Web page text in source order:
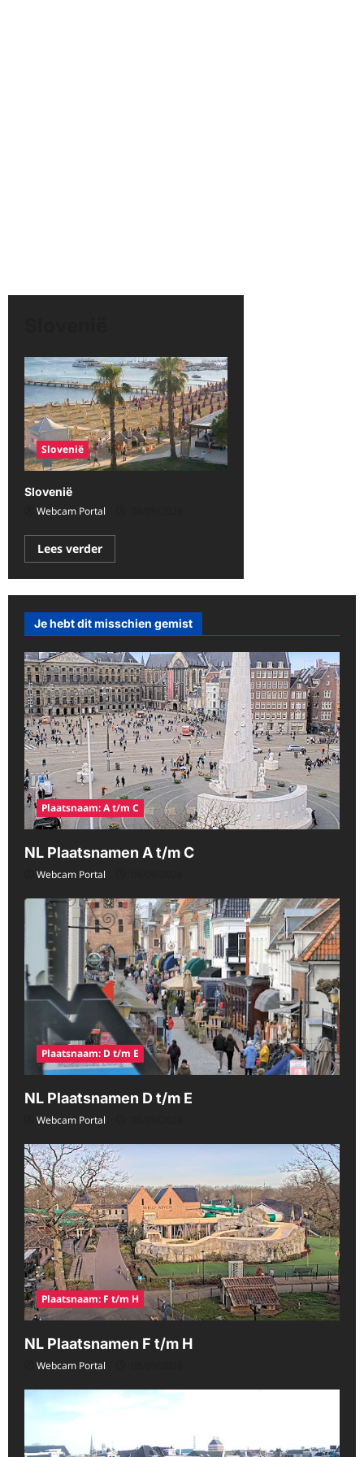
Slovenië
Slovenië
Webcam Portal
Lees verderLees
meer
Slovenië
Je hebt dit misschien gemist
Plaatsnaam: A t/m C
NL Plaatsnamen A t/m C
Webcam Portal
Plaatsnaam: D t/m E
NL Plaatsnamen D t/m E
Webcam Portal
Plaatsnaam: F t/m H
NL Plaatsnamen F t/m H
Webcam Portal